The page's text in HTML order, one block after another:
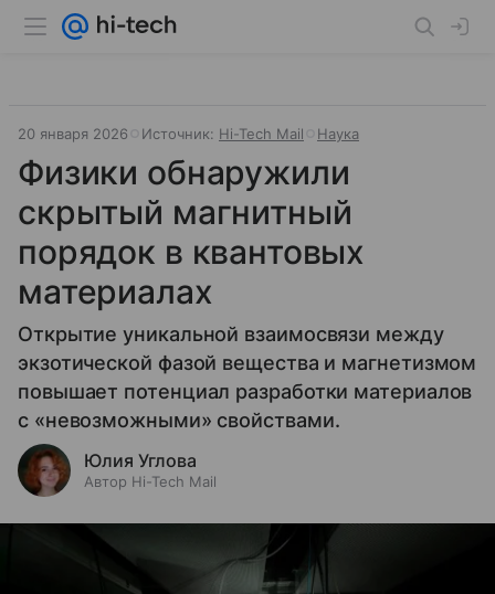
20 января 2026 Источник: Hi-Tech Mail Наука
Физики обнаружили
скрытый магнитный
порядок в квантовых
материалах
Открытие уникальной взаимосвязи между
экзотической фазой вещества и магнетизмом
повышает потенциал разработки материалов
с «невозможными» свойствами.
Юлия Углова
Автор Hi-Tech Mail